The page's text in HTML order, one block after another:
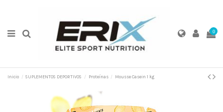
0
Inicio SUPLEMENTOS DEPORTIVOS Proteínas Mousse Casein 1 kg